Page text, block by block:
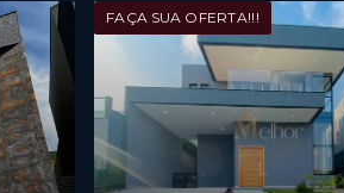
FAÇA SUA OFERTA!!!